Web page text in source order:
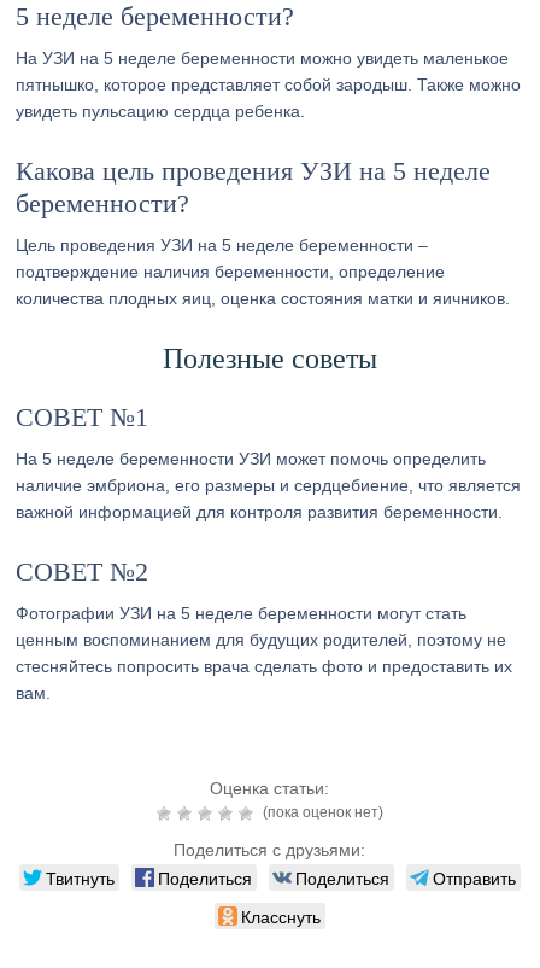
5 неделе беременности?
На УЗИ на 5 неделе беременности можно увидеть маленькое
пятнышко, которое представляет собой зародыш. Также можно
увидеть пульсацию сердца ребенка.
Какова цель проведения УЗИ на 5 неделе
беременности?
Цель проведения УЗИ на 5 неделе беременности –
подтверждение наличия беременности, определение
количества плодных яиц, оценка состояния матки и яичников.
Полезные советы
СОВЕТ №1
На 5 неделе беременности УЗИ может помочь определить
наличие эмбриона, его размеры и сердцебиение, что является
важной информацией для контроля развития беременности.
СОВЕТ №2
Фотографии УЗИ на 5 неделе беременности могут стать
ценным воспоминанием для будущих родителей, поэтому не
стесняйтесь попросить врача сделать фото и предоставить их
вам.
Оценка статьи:
(пока оценок нет)
Поделиться с друзьями:
Твитнуть Поделиться Поделиться
Отправить
Класснуть